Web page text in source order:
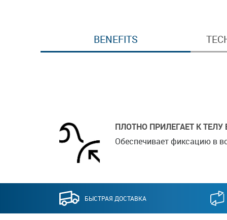
BENEFITS
ПЛОТНО ПРИЛЕГАЕТ К ТЕЛУ
Обеспечивает фиксацию в
БЫСТРАЯ ДОСТАВКА